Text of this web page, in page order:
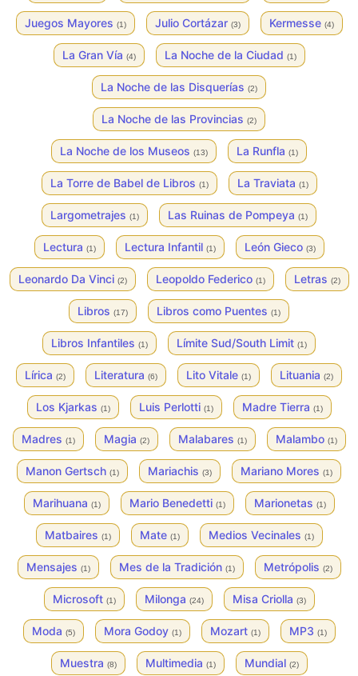
Juegos Mayores (1) Julio Cortázar (3) Kermesse (4)
La Gran Vía (4) La Noche de la Ciudad (1)
La Noche de las Disquerías (2)
La Noche de las Provincias (2)
La Noche de los Museos (13) La Runfla (1)
La Torre de Babel de Libros (1) La Traviata (1)
Largometrajes (1) Las Ruinas de Pompeya (1)
Lectura (1) Lectura Infantil (1) León Gieco (3)
Leonardo Da Vinci (2) Leopoldo Federico (1) Letras (2)
Libros (17) Libros como Puentes (1)
Libros Infantiles (1) Límite Sud/South Limit (1)
Lírica (2) Literatura (6) Lito Vitale (1) Lituania (2)
Los Kjarkas (1) Luis Perlotti (1) Madre Tierra (1)
Madres (1) Magia (2) Malabares (1) Malambo (1)
Manon Gertsch (1) Mariachis (3) Mariano Mores (1)
Marihuana (1) Mario Benedetti (1) Marionetas (1)
Matbaires (1) Mate (1) Medios Vecinales (1)
Mensajes (1) Mes de la Tradición (1) Metrópolis (2)
Microsoft (1) Milonga (24) Misa Criolla (3)
Moda (5) Mora Godoy (1) Mozart (1) MP3 (1)
Muestra (8) Multimedia (1) Mundial (2)